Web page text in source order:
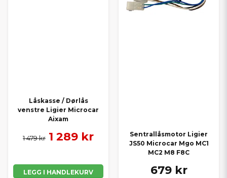
Låskasse / Dørlås
venstre Ligier Microcar
Aixam
1 479 kr 1 289 kr
LEGG I HANDLEKURV
Sentrallåsmotor Ligier
JS50 Microcar Mgo MC1
MC2 M8 F8C
679 kr